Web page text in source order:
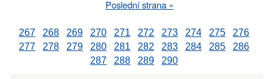
Last
Poslední strana »
267 268 269 270 271 272 273 274 275
276
277
278 279 280 281 282 283 284 285
286
287
288 289 290